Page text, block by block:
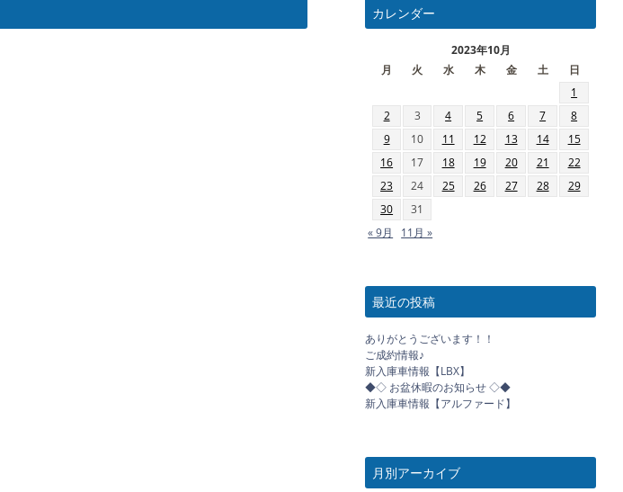
カレンダー
2023年10月
月
火 水 木 金 土
日
1
2
3 4 5 6 7
8
9
10 11 12 13 14
15
16
17 18 19 20 21
22
23
24 25 26 27 28
29
30
31
« 9月
11月 »
最近の投稿
ありがとうございます！！
ご成約情報♪
新入庫車情報【LBX】
◆◇ お盆休暇のお知らせ ◇◆
新入庫車情報【アルファード】
月別アーカイブ